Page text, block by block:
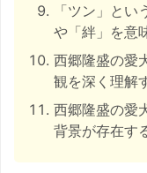
「ツン」とい
や「絆」を意
西郷隆盛の愛
観を深く理解
西郷隆盛の愛
背景が存在す